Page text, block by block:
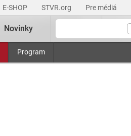
E-SHOP STVR.org Pre médiá
Program
Novinky